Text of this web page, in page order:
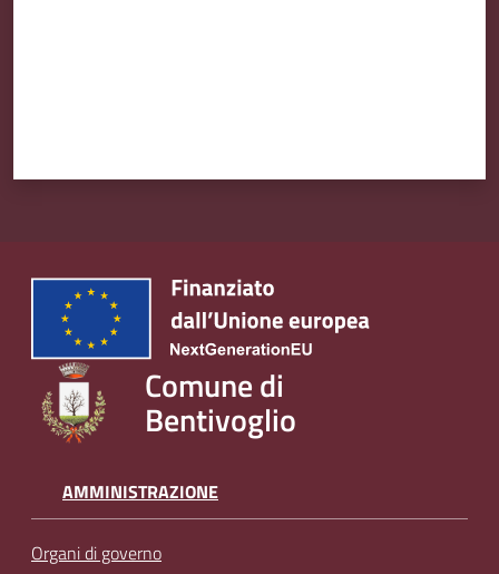
Comune di
Bentivoglio
AMMINISTRAZIONE
Organi di governo